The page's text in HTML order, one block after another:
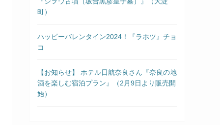
町）
ハッピーバレンタイン2024！『ラホツ』チョ
コ
【お知らせ】 ホテル日航奈良さん『奈良の地
酒を楽しむ宿泊プラン』（2月9日より販売開
始）